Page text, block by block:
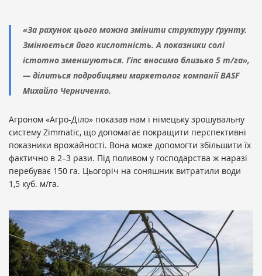
«За рахунок цього можна змінити структуру ґрунту.
Змінюється його кислотність. А показники солі
істотно зменшуються. Гіпс вносимо близько 5 т/га»,
— ділиться подробицями маркетолог компанії BASF
Михайло Черниченко.
Агроном «Агро-Діло» показав нам і німецьку зрошувальну
систему Zimmatic, що допомагає покращити перспективні
показники врожайності. Вона може допомогти збільшити їх
фактично в 2–3 рази. Під поливом у господарства ж наразі
перебуває 150 га. Цьогоріч на соняшник витратили води
1,5 куб. м/га.